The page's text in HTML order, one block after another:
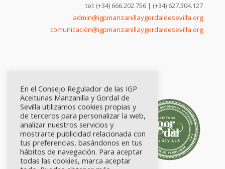
tel: (+34) 666.202.756 | (+34) 627.304.127
admin@igpmanzanillaygordaldesevilla.org
comunicación@igpmanzanillaygordaldesevilla.org
En el Consejo Regulador de las IGP
Aceitunas Manzanilla y Gordal de
Sevilla utilizamos cookies propias y
de terceros para personalizar la web,
analizar nuestros servicios y
mostrarte publicidad relacionada con
tus preferencias, basándonos en tus
hábitos de navegación. Para aceptar
todas las cookies, marca aceptar